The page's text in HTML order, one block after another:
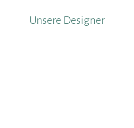
Unsere Designer